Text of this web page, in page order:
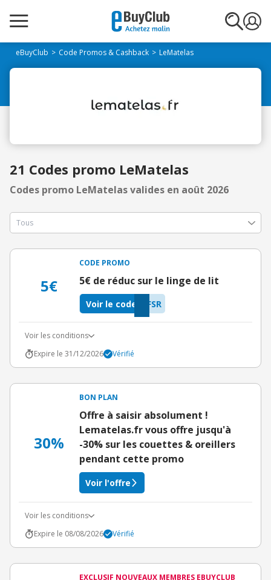
eBuyClub Code Promos & Cashback LeMatelas
21 Codes promo LeMatelas
Codes promo LeMatelas valides en août 2026
5€
CODE PROMO
5€ de réduc sur le linge de lit
FSR
Voir le code
Voir les conditions
Expire le 31/12/2026
Vérifié
30%
BON PLAN
Offre à saisir absolument !
Lematelas.fr vous offre jusqu'à
-30% sur les couettes & oreillers
pendant cette promo
Voir l'offre
Voir les conditions
Expire le 08/08/2026
Vérifié
EXCLUSIF NOUVEAUX MEMBRES EBUYCLUB